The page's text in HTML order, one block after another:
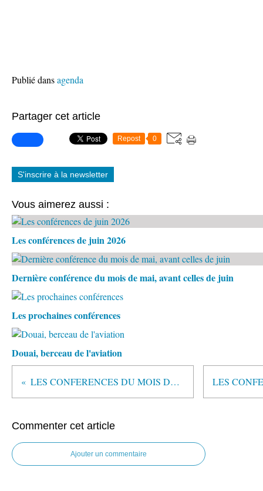
Publié dansagenda
Partager cet article
Repost 0
S'inscrire à la newsletter
Vous aimerez aussi :
Les conférences de juin 2026
Dernière conférence du mois de mai, avant celles de juin
Les prochaines conférences
Douai, berceau de l'aviation
LES CONFERENCES DU MOIS DE JANVIER 2012
Commenter cet article
Ajouter un commentaire